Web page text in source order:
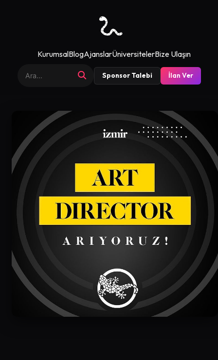
KurumsalBlogAjanslarÜniversitelerBize Ulaşın
Sponsor Talebi İlan Ver